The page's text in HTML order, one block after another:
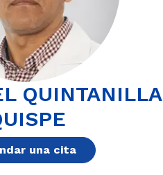
QUINTANILLA
una cita